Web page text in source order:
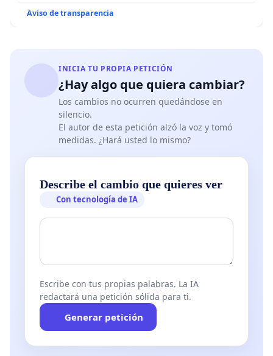
Aviso de transparencia
INICIA TU PROPIA PETICIÓN
¿Hay algo que quiera cambiar?
Los cambios no ocurren quedándose en
silencio.
El autor de esta petición alzó la voz y tomó
medidas. ¿Hará usted lo mismo?
Describe el cambio que quieres ver
Con tecnología de IA
Escribe con tus propias palabras. La IA
redactará una petición sólida para ti.
Generar petición